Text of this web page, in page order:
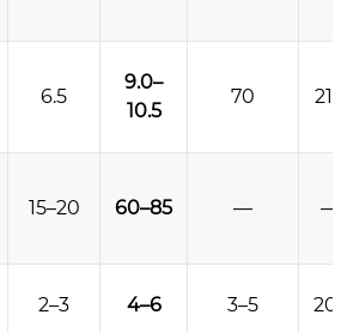
6.5
9.0–
10.5
70 210
15–20 60–85 — —
2–3 4–6 3–5 20+